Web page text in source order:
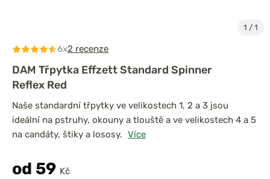
1 / 1
6x2 recenze
DAM Třpytka Effzett Standard Spinner
Reflex Red
Naše standardní třpytky ve velikostech 1, 2 a 3 jsou
ideální na pstruhy, okouny a tlouště a ve velikostech 4 a 5
na candáty, štiky a lososy. Více
od 59 Kč